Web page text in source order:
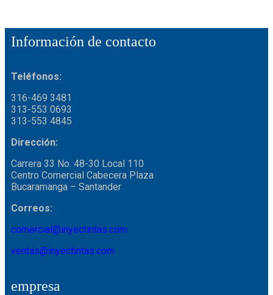
Información de contacto
Teléfonos:
316-469 3481
313-553 0693
313-553 4845
Dirección:
Carrera 33 No. 48-30 Local 110
Centro Comercial Cabecera Plaza
Bucaramanga – Santander
Correos:
comercial@inyectintas.com
ventas@inyectintas.com
empresa